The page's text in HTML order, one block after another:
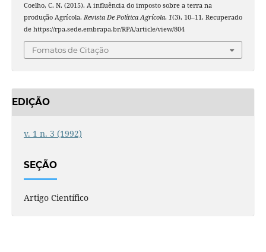
Coelho, C. N. (2015). A influência do imposto sobre a terra na
produção Agrícola. Revista De Política Agrícola, 1(3), 10–11. Recuperado
de https://rpa.sede.embrapa.br/RPA/article/view/804
Fomatos de Citação
EDIÇÃO
v. 1 n. 3 (1992)
SEÇÃO
Artigo Científico